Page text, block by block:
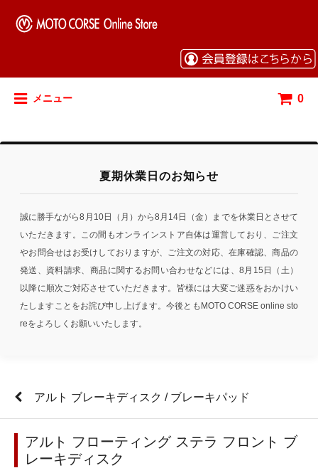
メニュー 0
夏期休業日のお知らせ
誠に勝手ながら8月10日（月）から8月14日（金）までを休業日とさせて
いただきます。この間もオンラインストア自体は運営しており、ご注文
やお問合せはお受けしておりますが、ご注文の対応、在庫確認、商品の
発送、資料請求、商品に関するお問い合わせなどには、8月15日（土）
以降に順次ご対応させていただきます。皆様には大変ご迷惑をおかけい
たしますことをお詫び申し上げます。今後ともMOTO CORSE online sto
reをよろしくお願いいたします。
アルト ブレーキディスク / ブレーキパッド
アルト フローティング ステラ フロント ブ
レーキディスク